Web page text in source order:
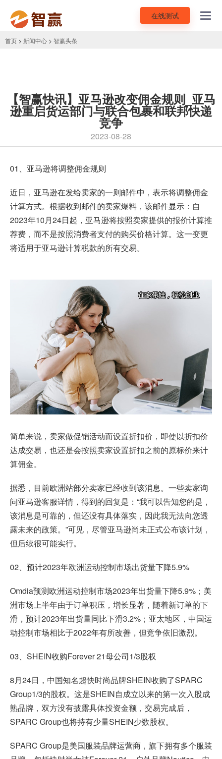
在线测试
首页 > 新闻中心 > 智赢头条
【智赢快讯】亚马逊改变佣金规则_亚马
逊重启货运部门与联合包裹和联邦快递
竞争
2023-08-28
01、 亚马逊将调整佣金规则
近日，亚马逊在发给卖家的一则邮件中，表示将调整佣金
计算方式。根据收到邮件的卖家爆料，该邮件显示：自
2023年10月24日起，亚马逊将按照卖家提供的报价计算推
荐费，而不是按照消费者支付的购买价格计算。这一变更
将适用于亚马逊计算税款的所有交易。
简单来说，卖家做促销活动而设置折扣价，即使以折扣价
达成交易，也还是会按照卖家设置折扣之前的原标价来计
算佣金。
据悉，目前欧洲站部分卖家已经收到该消息。一些卖家询
问亚马逊客服详情，得到的回复是：“我可以告知您的是，
该消息是可靠的，但还没有具体落实，因此我无法向您透
露未来的政策。”可见，尽管亚马逊尚未正式公布该计划，
但后续很可能实行。
02、预计2023年欧洲运动控制市场出货量下降5.9%
Omdia预测欧洲运动控制市场2023年出货量下降5.9%；美
洲市场上半年由于订单积压，增长显著，随着新订单的下
滑，预计2023年出货量同比下滑3.2%；亚太地区，中国运
动控制市场相比于2022年有所改善，但竞争依旧激烈。
03、SHEIN收购Forever 21母公司1/3股权
8月24日，中国知名超快时尚品牌SHEIN收购了SPARC
Group1/3的股权。这是SHEIN自成立以来的第一次入股成
熟品牌，双方没有披露具体投资金额，交易完成后，
SPARC Group也将持有少量SHEIN少数股权。
SPARC Group是美国服装品牌运营商，旗下拥有多个服装